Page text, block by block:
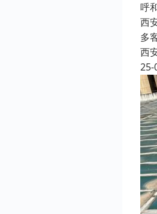
呼
西
多
西
25-